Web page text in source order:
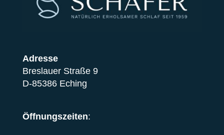
Adresse
Breslauer Straße 9
D-85386 Eching
Öffnungszeiten: